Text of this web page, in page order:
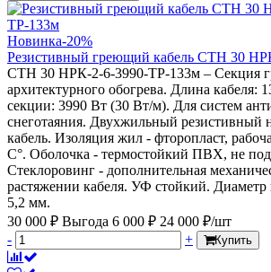
Новинка-20%
Резистивный греющий кабель СТН 30
СТН 30 НРК-2-6-3990-ТР-133м – Секция
архитектурного обогрева. Длина кабеля:
секции: 3990 Вт (30 Вт/м). Для систем
снеготаяния. Двухжильный резистивный
кабель. Изоляция жил - фторопласт,
С°. Оболочка - термостойкий ПВХ, не
Стеклоровинг - дополнительная
растяжении кабеля. УФ стойкий. Диаметр
5,2 мм.
30 000 ₽ Выгода 6 000 ₽ 24 000 ₽/шт
-
+ Купить